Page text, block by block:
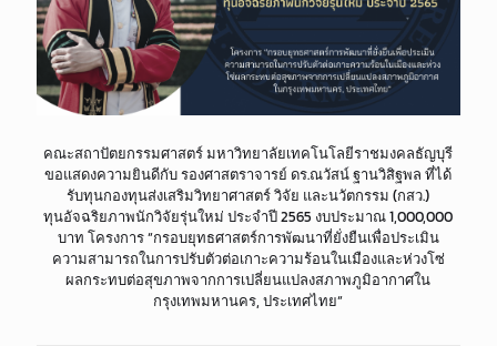
คณะสถาปัตยกรรมศาสตร์ มหาวิทยาลัยเทคโนโลยีราชมงคลธัญบุรี
ขอแสดงความยินดีกับ รองศาสตราจารย์ ดร.ณวัสน์ ฐานวิสิฐพล ที่ได้
รับทุนกองทุนส่งเสริมวิทยาศาสตร์ วิจัย และนวัตกรรม (กสว.)
ทุนอัจฉริยภาพนักวิจัยรุ่นใหม่ ประจำปี 2565 งบประมาณ 1,000,000
บาท โครงการ “กรอบยุทธศาสตร์การพัฒนาที่ยั่งยืนเพื่อประเมิน
ความสามารถในการปรับตัวต่อเกาะความร้อนในเมืองและห่วงโซ่
ผลกระทบต่อสุขภาพจากการเปลี่ยนแปลงสภาพภูมิอากาศใน
กรุงเทพมหานคร, ประเทศไทย“